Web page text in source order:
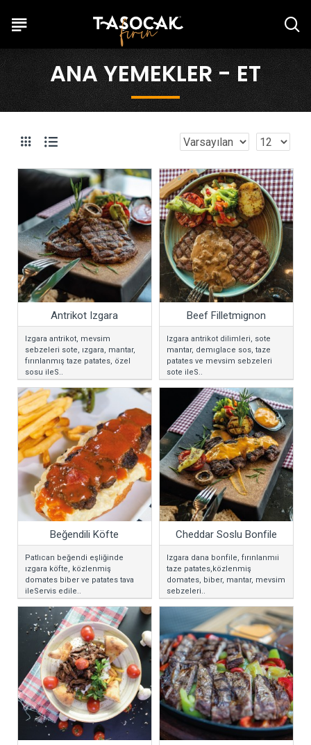
ANA YEMEKLER - ET
Antrikot Izgara
Izgara antrikot, mevsim
sebzeleri sote, ızgara, mantar,
fırınlanmış taze patates, özel
sosu ileS..
Beef Filletmignon
Izgara antrikot dilimleri, sote
mantar, demıglace sos, taze
patates ve mevsim sebzeleri
sote ileS..
Beğendili Köfte
Patlıcan beğendi eşliğinde
ızgara köfte, közlenmiş
domates biber ve patates tava
ileServis edile..
Cheddar Soslu Bonfile
Izgara dana bonfile, fırınlanmıi
taze patates,közlenmiş
domates, biber, mantar, mevsim
sebzeleri..